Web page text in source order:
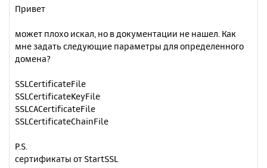
о
щ
е
н
Привет
может плохо искал, но в документации не нашел. Как
мне задать следующие параметры для определенного
домена?
SSLCertificateFile
SSLCertificateKeyFile
SSLCACertificateFile
SSLCertificateChainFile
P.S.
сертификаты от StartSSL